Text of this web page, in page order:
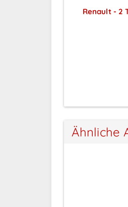
Renault - 2
Ähnliche